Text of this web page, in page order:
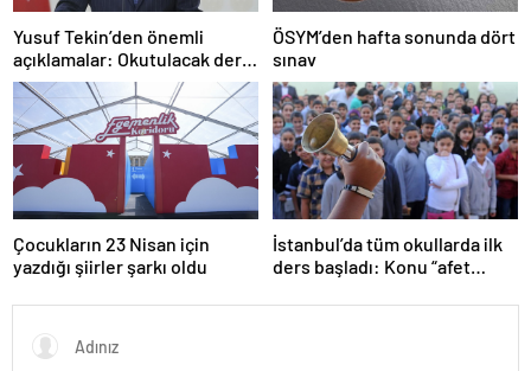
Yusuf Tekin’den önemli
açıklamalar: Okutulacak dersi
kalmamış öğretmene branş
değişikliği masada
ÖSYM’den hafta sonunda dört
sınav
Çocukların 23 Nisan için
yazdığı şiirler şarkı oldu
İstanbul’da tüm okullarda ilk
ders başladı: Konu “afet